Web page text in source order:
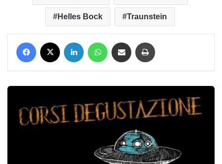
Helles Bock Traunstein
Facebook LinkedIn WhatsApp Condividi via mail